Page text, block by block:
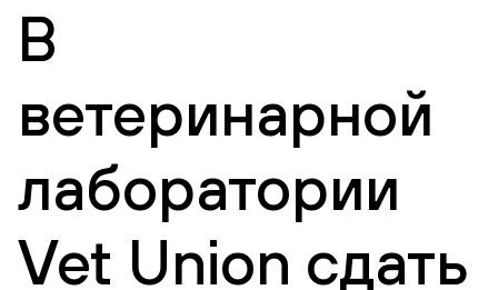
В
ветеринарной
лаборатории
Vet Union сдать